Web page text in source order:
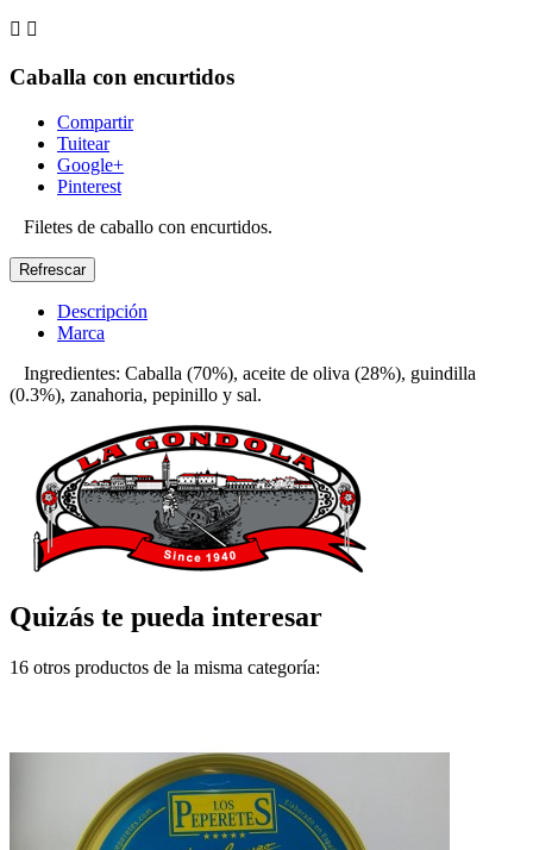
 
Caballa con encurtidos
Compartir
Tuitear
Google+
Pinterest
Filetes de caballo con encurtidos.
Descripción
Marca
Ingredientes: Caballa (70%), aceite de oliva (28%), guindilla
(0.3%), zanahoria, pepinillo y sal.
Quizás te pueda interesar
16 otros productos de la misma categoría: